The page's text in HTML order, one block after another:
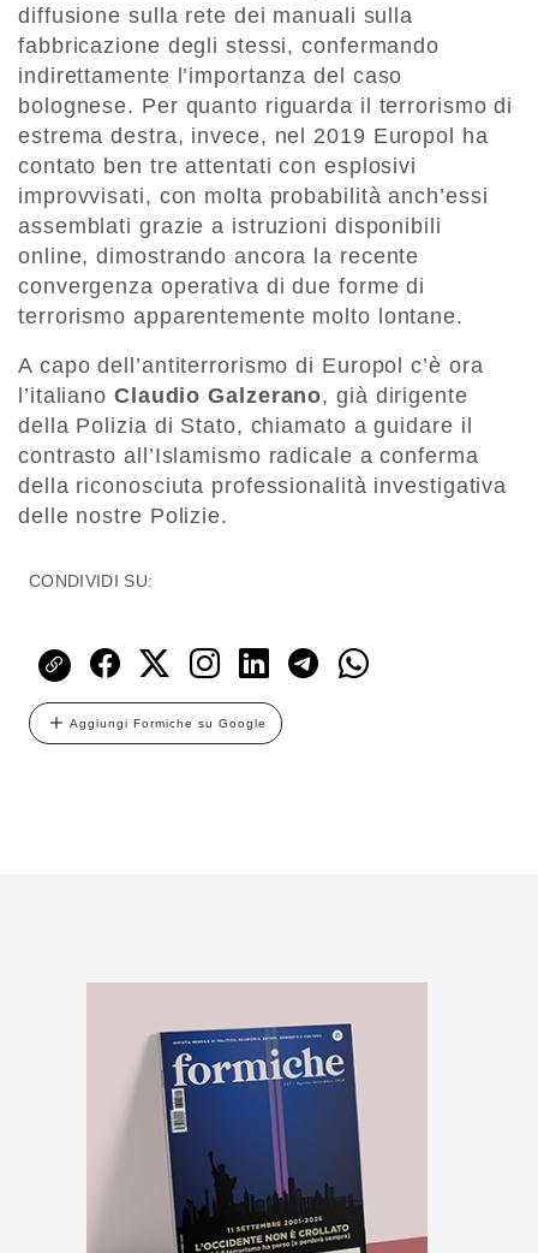
diffusione sulla rete dei manuali sulla
fabbricazione degli stessi, confermando
indirettamente l’importanza del caso
bolognese. Per quanto riguarda il terrorismo di
estrema destra, invece, nel 2019 Europol ha
contato ben tre attentati con esplosivi
improvvisati, con molta probabilità anch’essi
assemblati grazie a istruzioni disponibili
online, dimostrando ancora la recente
convergenza operativa di due forme di
terrorismo apparentemente molto lontane.
A capo dell’antiterrorismo di Europol c’è ora
l’italiano Claudio Galzerano, già dirigente
della Polizia di Stato, chiamato a guidare il
contrasto all’Islamismo radicale a conferma
della riconosciuta professionalità investigativa
delle nostre Polizie.
CONDIVIDI SU:
Aggiungi Formiche su Google